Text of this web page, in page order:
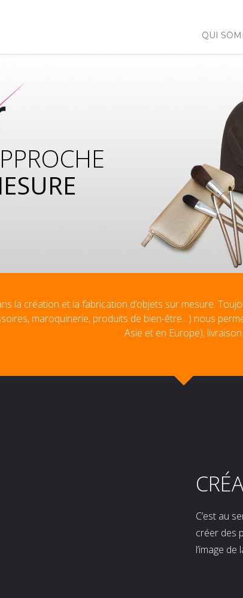
QUI
la création et la fabrication d’objets sur mesure.
maroquinerie, produits de bien-être…) nous
Asie et en Europe), livraison.
C’est au
créer des
l’image